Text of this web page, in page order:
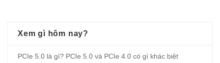
Xem gì hôm nay?
PCIe 5.0 là gì? PCIe 5.0 và PCIe 4.0 có gì khác biệt